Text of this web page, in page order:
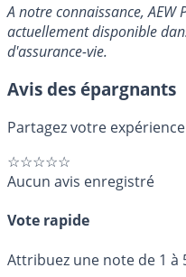
A notre connaissance, AEW
actuellement disponible
d'assurance-vie.
Avis des épargnants
Partagez votre
☆☆☆☆☆
Aucun avis enregistré
Vote rapide
Attribuez une note de 1